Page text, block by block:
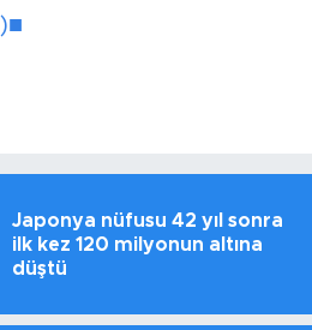
Japonya nüfusu 42 yıl sonra
ilk kez 120 milyonun altına
düştü